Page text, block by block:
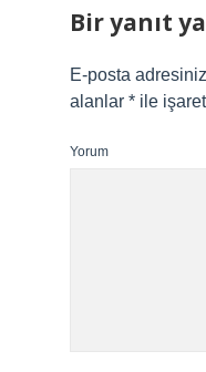
Bir yanıt
E-posta
alanlar * ile
Yorum